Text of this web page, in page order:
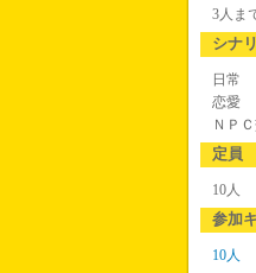
3人ま
シナ
日常
恋愛
ＮＰ
定員
10人
参加
10人